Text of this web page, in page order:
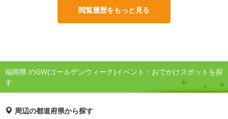
閲覧履歴をもっと見る
福岡県 のGW(ゴールデンウィーク)イベント・おでかけスポットを探
す
周辺の都道府県から探す